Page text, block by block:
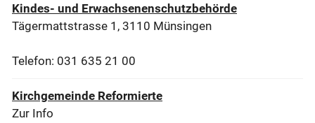
Kindes- und Erwachsenenschutzbehörde
Tägermattstrasse 1, 3110 Münsingen
Telefon: 031 635 21 00
Kirchgemeinde Reformierte
Zur Info